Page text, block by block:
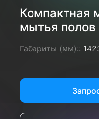
Компактная
мытья полов
Габариты (мм)::